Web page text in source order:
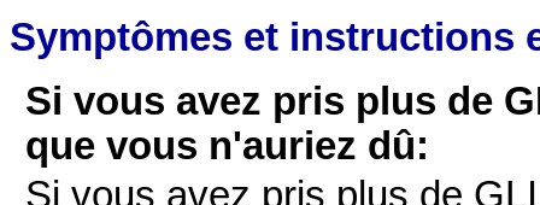
Symptômes et instructions
Si vous avez pris plus de
que vous n'auriez dû:
Si vous avez pris plus de